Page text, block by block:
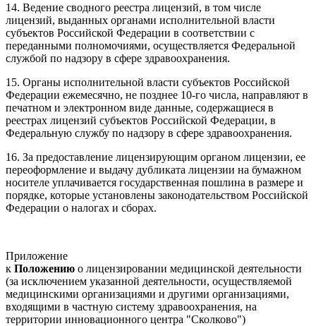
14. Ведение сводного реестра лицензий, в том числе
лицензий, выданных органами исполнительной власти
субъектов Российской Федерации в соответствии с
переданными полномочиями, осуществляется Федеральной
службой по надзору в сфере здравоохранения.
15. Органы исполнительной власти субъектов Российской
Федерации ежемесячно, не позднее 10-го числа, направляют в
печатном и электронном виде данные, содержащиеся в
реестрах лицензий субъектов Российской Федерации, в
Федеральную службу по надзору в сфере здравоохранения.
16. За предоставление лицензирующим органом лицензии, ее
переоформление и выдачу дубликата лицензии на бумажном
носителе уплачивается государственная пошлина в размере и
порядке, которые установлены законодательством Российской
Федерации о налогах и сборах.
Приложение
к Положению о лицензировании медицинской деятельности
(за исключением указанной деятельности, осуществляемой
медицинскими организациями и другими организациями,
входящими в частную систему здравоохранения, на
территории инновационного центра "Сколково")